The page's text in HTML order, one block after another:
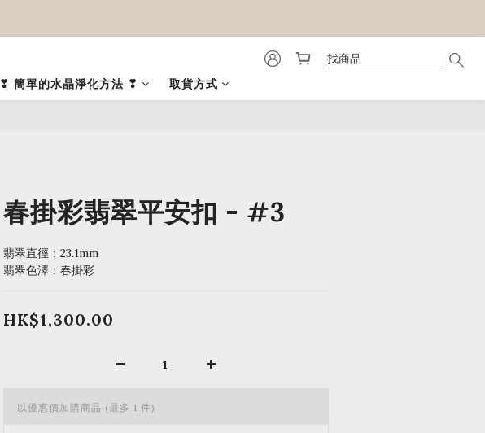
❣ 簡單的水晶淨化方法 ❣ 取貨方式
春掛彩翡翠平安扣 - #3
翡翠直徑：23.1mm
翡翠色澤：春掛彩
HK$1,300.00
以優惠價加購商品 (最多 1 件)